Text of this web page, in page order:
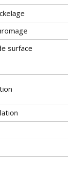
surface